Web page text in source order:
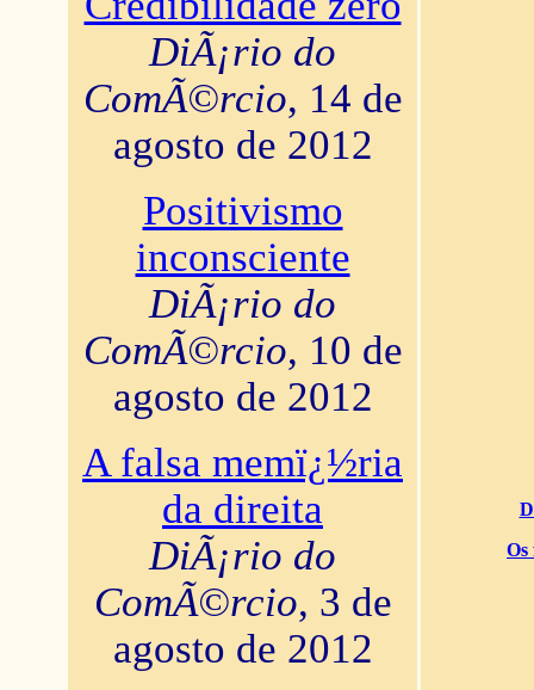
DiÃ¡rio do
ComÃ©rcio, 14 de
agosto de 2012
Positivismo
inconsciente
DiÃ¡rio do
ComÃ©rcio, 10 de
agosto de 2012
A falsa memï¿½ria
da direita
DiÃ¡rio do
ComÃ©rcio, 3 de
agosto de 2012
Os